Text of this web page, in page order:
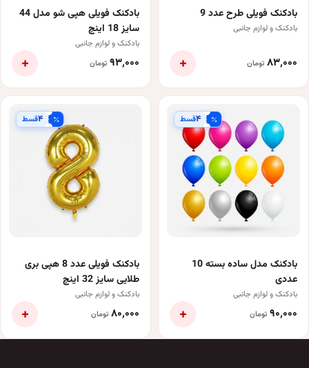
بادکنک فویلی طرح عدد 9
بادکنک و لوازم جانبی
۸۳٬۰۰۰ تومان +
بادکنک فویلی هپی شو مدل 44
سایز 18 اینچ
بادکنک و لوازم جانبی
۹۳٬۰۰۰ تومان +
۴قسط
بادکنک مدل ساده بسته 10
عددی
بادکنک و لوازم جانبی
۹۰٬۰۰۰ تومان +
۴قسط
بادکنک فویلی عدد 8 هپی بری
طلایی سایز 32 اینچ
بادکنک و لوازم جانبی
۸۰٬۰۰۰ تومان +